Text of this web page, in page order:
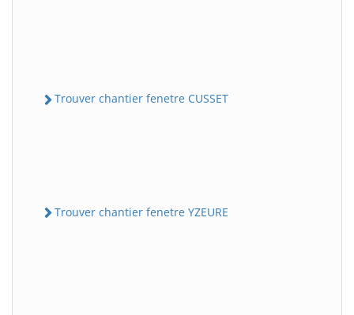
Trouver chantier fenetre CUSSET
Trouver chantier fenetre YZEURE